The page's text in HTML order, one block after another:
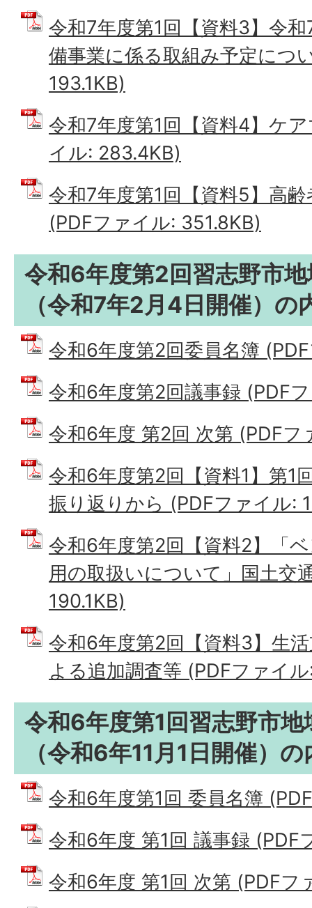
令和7年度第1回【資料3】令
備事業に係る取組み予定につ
193.1KB)
令和7年度第1回【資料4】ケ
イル: 283.4KB)
令和7年度第1回【資料5】高
(PDFファイル: 351.8KB)
令和6年度第2回習志野市
（令和7年2月4日開催）の
令和6年度第2回委員名簿
令和6年度第2回議事録 (PDF
令和6年度 第2回 次第 (PDFフ
令和6年度第2回【資料1】第1
振り返りから (PDFファイル:
令和6年度第2回【資料2】「
用の取扱いについて」国土交
190.1KB)
令和6年度第2回【資料3】生
よる追加調査等 (PDFファイ
令和6年度第1回習志野市
（令和6年11月1日開催）の
令和6年度第1回 委員名簿
令和6年度 第1回 議事録 (PDF
令和6年度 第1回 次第 (PDFフ